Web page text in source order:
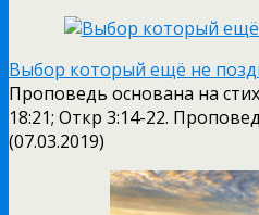
Выбор который ещё не
Проповедь основана на
18:21; Откр 3:14-22.
(07.03.2019)